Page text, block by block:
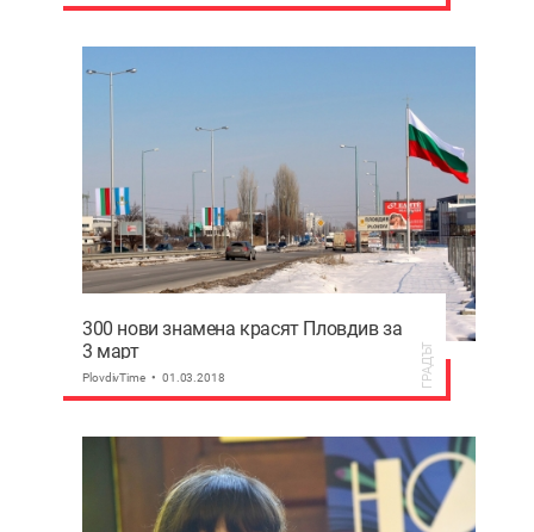
300 нови знамена красят Пловдив за
3 март
PlovdivTime 01.03.2018 ГРАДЪТ